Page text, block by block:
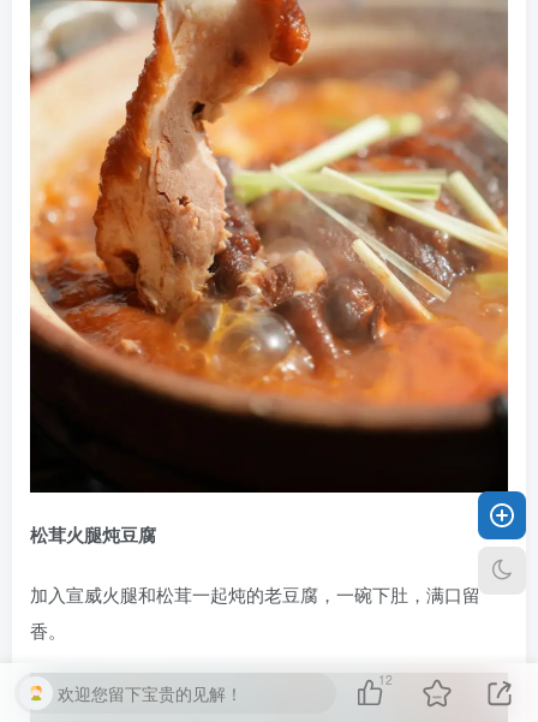
松茸火腿炖豆腐
加入宣威火腿和松茸一起炖的老豆腐，一碗下肚，满口留
香。
欢迎您留下宝贵的见解！
12